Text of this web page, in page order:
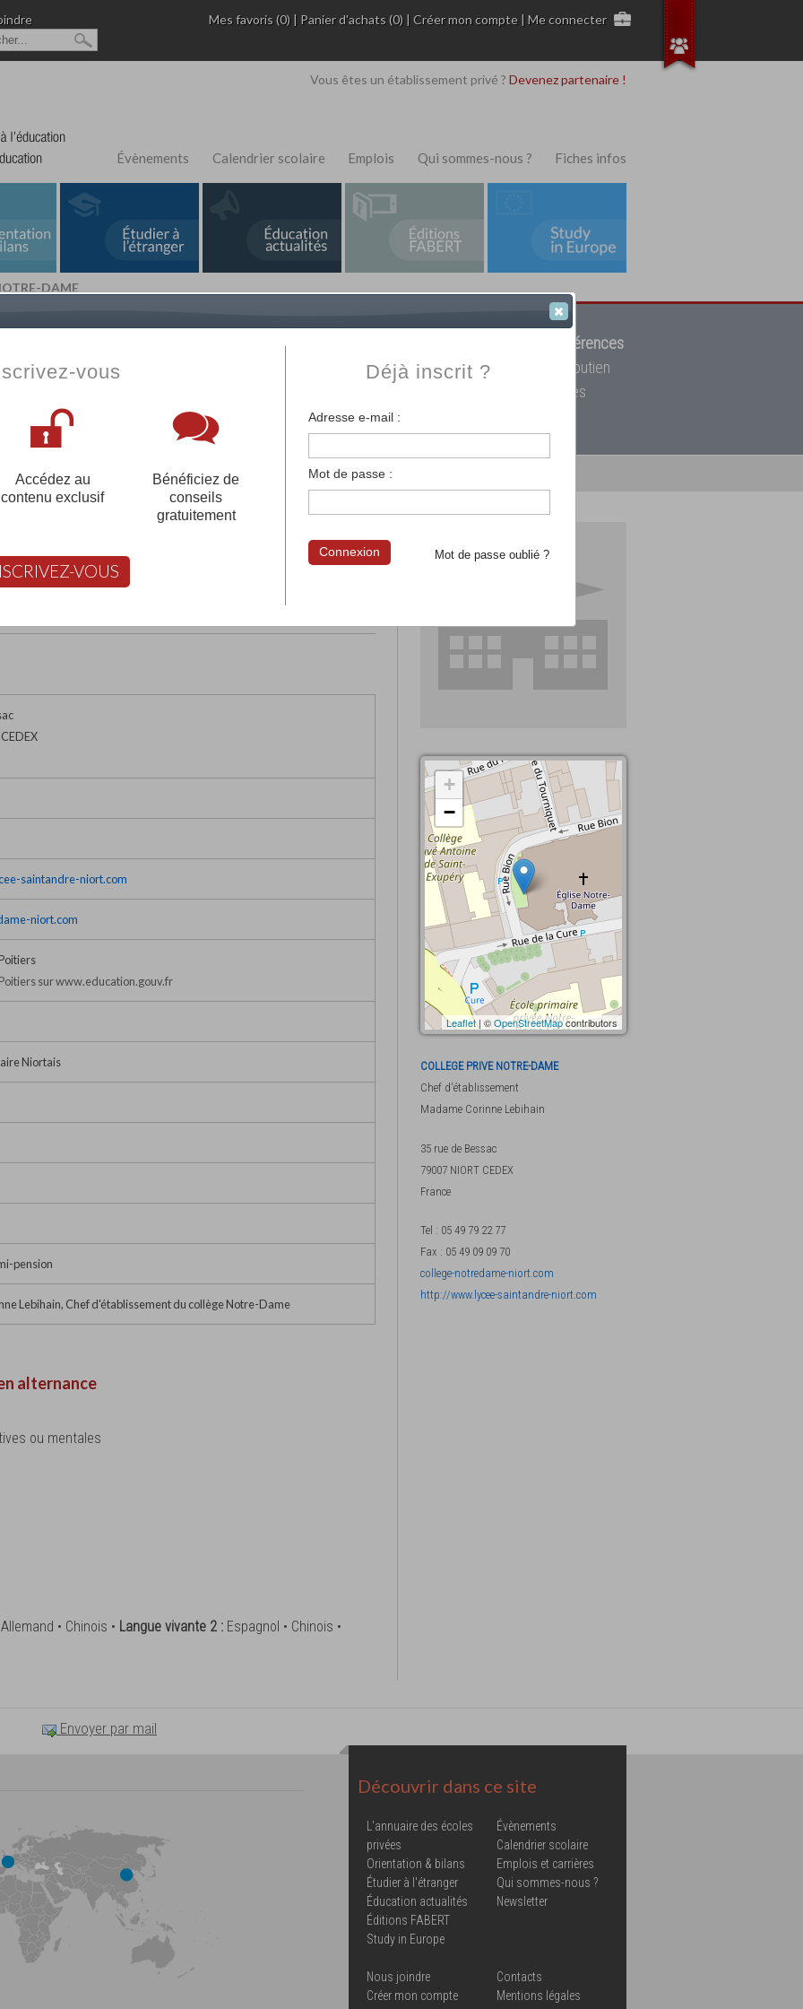
Mes favoris (0) | Panier d'achats (0) |Créer mon compte |Me connecter
Vous êtes un établissement privé ? Devenez partenaire !
Évènements Calendrier scolaire Emplois Qui sommes-nous ? Fiches infos
DAME
Fabert.com
12908 références
votre établissement privé, du primaire au supérieur, mais aussi des cours de soutien
scolaire et des cours à distance. Ce moteur regroupe toutes les écoles privées
françaises et tous les établissements français à l'étranger.
votre compte pour être accompagné gratuitement dans votre recherche d'école
DAME
FABERT vous aide à choisir
saintandre-niort.com
niort.com
sur www.education.gouv.fr
Niortais
pension
Lebihain, Chef d'établissement du collège Notre-Dame
alternance
ou mentales
• Chinois • Langue vivante 2 : Espagnol • Chinois •
+
−
Leaflet| ©OpenStreetMapcontributors
COLLEGE PRIVE NOTRE-DAME
Chef d'établissement
Madame Corinne Lebihain
35 rue de Bessac
79007 NIORT CEDEX
France
Tel : 05 49 79 22 77
Fax : 05 49 09 09 70
college-notredame-niort.com
http://www.lycee-saintandre-niort.com
Envoyer par mail
Découvrir dans ce site
L'annuaire des écoles
privées
Orientation & bilans
Étudier à l'étranger
Éducation actualités
Éditions FABERT
Study in Europe
Évènements
Calendrier scolaire
Emplois et carrières
Qui sommes-nous ?
Newsletter
Nous joindre
Créer mon compte
Contacts
Mentions légales
vous
Accédez au
contenu exclusif
Bénéficiez de
conseils
gratuitement
VOUS
Déjà inscrit ?
Adresse e-mail :
Mot de passe :
Mot de passe oublié ?
Connexion